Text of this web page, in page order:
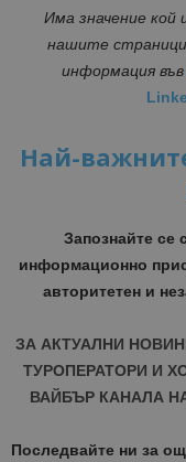
Има значение кой
нашите страници
информация във
Най-
Запознайте се
информационно
авторитетен и
ЗА АКТУАЛНИ
ТУРОПЕРАТОРИ И
ВАЙБЪР КАНАЛА НА
Последвайте ни за